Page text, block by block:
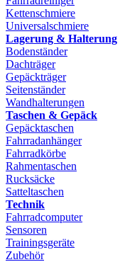
Kettenschmiere
Universalschmiere
Lagerung & Halterung
Bodenständer
Dachträger
Gepäckträger
Seitenständer
Wandhalterungen
Taschen & Gepäck
Gepäcktaschen
Fahrradanhänger
Fahrradkörbe
Rahmentaschen
Rucksäcke
Satteltaschen
Technik
Fahrradcomputer
Sensoren
Trainingsgeräte
Zubehör